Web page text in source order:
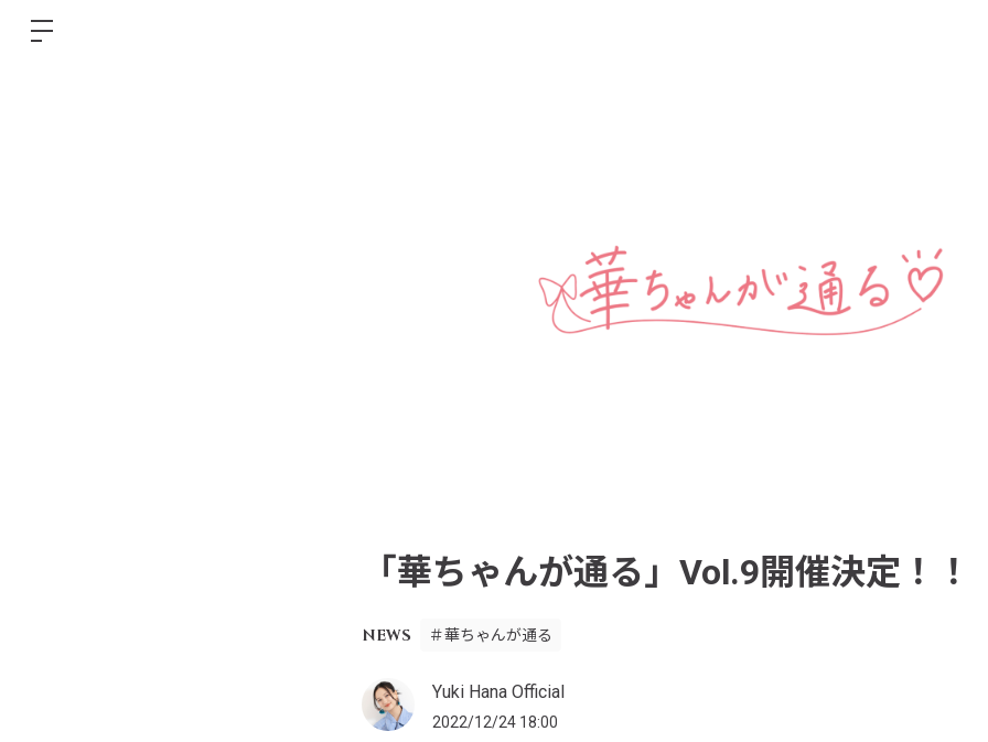
「華ちゃんが通る」Vol.9開催決定！！
NEWS ＃華ちゃんが通る
Yuki Hana Official
2022/12/24 18:00